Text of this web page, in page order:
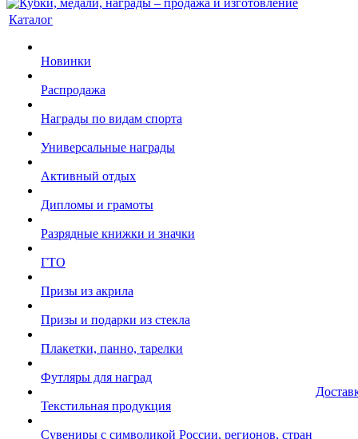
Каталог
Новинки
Распродажа
Награды по видам спорта
Универсальные награды
Активный отдых
Дипломы и грамоты
Разрядные книжки и значки
ГТО
Призы из акрила
Призы и подарки из стекла
Плакетки, панно, тарелки
Футляры для наград
Текстильная продукция
Сувениры с символикой России, регионов, стран